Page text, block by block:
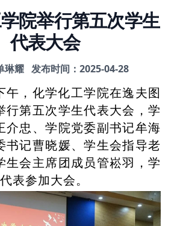
院举行第五次学生
代表大会
琳耀 发布时间：2025-04-28
午，化学化工学院在逸夫图
行第五次学生代表大会，学
介忠、学院党委副书记牟海
书记曹晓媛、学生会指导老
生会主席团成员管崧羽，学
表参加大会。